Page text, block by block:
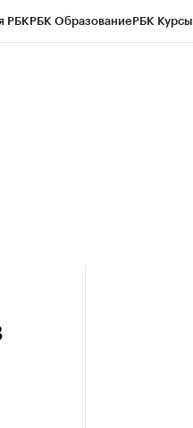
РБКРБК ОбразованиеРБК Курсы